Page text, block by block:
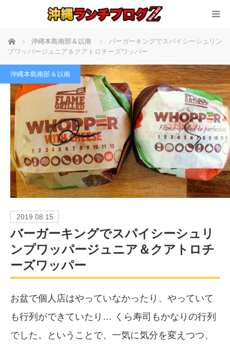
ホーム 沖縄本島南部＆以南
バーガーキングでスパイシーシュリン
プワッパージュニア＆クアトロチーズワッパー
沖縄本島南部＆以南
2019.08.15
バーガーキングでスパイシーシュリ
ンプワッパージュニア＆クアトロチ
ーズワッパー
お盆で個人店はやっていなかったり、やっていて
も行列ができていたり… くら寿司もかなりの行列
でした。ということで、一気に気分を変えつつ、